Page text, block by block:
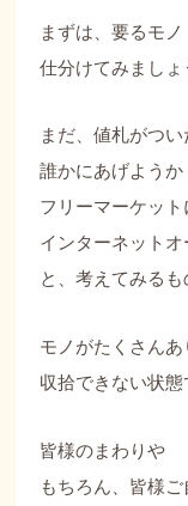
まずは、要るモ
仕分けてみましょ
まだ、値札がつ
誰かにあげようか
フリーマーケット
インターネットオ
と、考えてみるも
モノがたくさんあ
収拾できない状態
皆様のまわりや
もちろん、皆様ご